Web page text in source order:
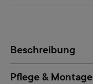
Beschreibung
Pflege & Montage